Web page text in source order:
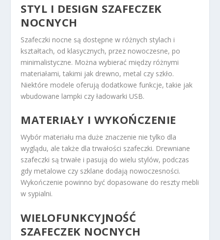
STYL I DESIGN SZAFECZEK
NOCNYCH
Szafeczki nocne są dostępne w różnych stylach i
kształtach, od klasycznych, przez nowoczesne, po
minimalistyczne. Można wybierać między różnymi
materiałami, takimi jak drewno, metal czy szkło.
Niektóre modele oferują dodatkowe funkcje, takie jak
wbudowane lampki czy ładowarki USB.
MATERIAŁY I WYKOŃCZENIE
Wybór materiału ma duże znaczenie nie tylko dla
wyglądu, ale także dla trwałości szafeczki. Drewniane
szafeczki są trwałe i pasują do wielu stylów, podczas
gdy metalowe czy szklane dodają nowoczesności.
Wykończenie powinno być dopasowane do reszty mebli
w sypialni.
WIELOFUNKCYJNOŚĆ
SZAFECZEK NOCNYCH